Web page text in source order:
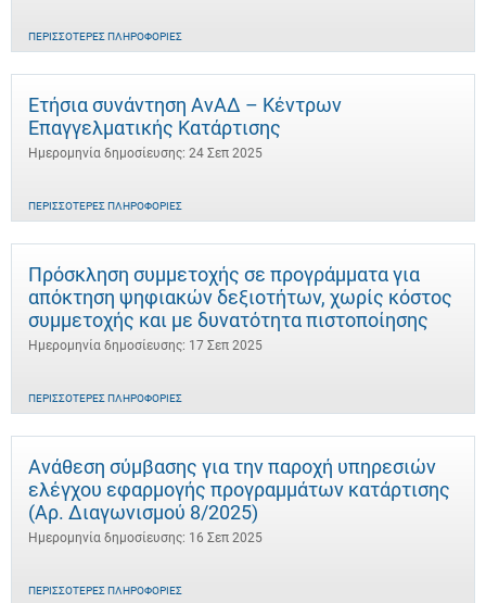
ΠΕΡΙΣΣΌΤΕΡΕΣ ΠΛΗΡΟΦΟΡΊΕΣ
Ετήσια συνάντηση ΑνΑΔ – Κέντρων
Επαγγελματικής Κατάρτισης
Ημερομηνία δημοσίευσης: 24 Σεπ 2025
ΠΕΡΙΣΣΌΤΕΡΕΣ ΠΛΗΡΟΦΟΡΊΕΣ
Πρόσκληση συμμετοχής σε προγράμματα για
απόκτηση ψηφιακών δεξιοτήτων, χωρίς κόστος
συμμετοχής και με δυνατότητα πιστοποίησης
Ημερομηνία δημοσίευσης: 17 Σεπ 2025
ΠΕΡΙΣΣΌΤΕΡΕΣ ΠΛΗΡΟΦΟΡΊΕΣ
Ανάθεση σύμβασης για την παροχή υπηρεσιών
ελέγχου εφαρμογής προγραμμάτων κατάρτισης
(Αρ. Διαγωνισμού 8/2025)
Ημερομηνία δημοσίευσης: 16 Σεπ 2025
ΠΕΡΙΣΣΌΤΕΡΕΣ ΠΛΗΡΟΦΟΡΊΕΣ